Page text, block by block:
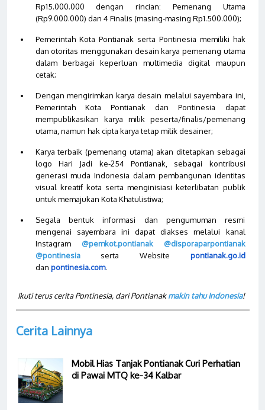
Rp15.000.000 dengan rincian: Pemenang Utama
(Rp9.000.000) dan 4 Finalis (masing-masing Rp1.500.000);
Pemerintah Kota Pontianak serta Pontinesia memiliki hak
dan otoritas menggunakan desain karya pemenang utama
dalam berbagai keperluan multimedia digital maupun
cetak;
Dengan mengirimkan karya desain melalui sayembara ini,
Pemerintah Kota Pontianak dan Pontinesia dapat
mempublikasikan karya milik peserta/finalis/pemenang
utama, namun hak cipta karya tetap milik desainer;
Karya terbaik (pemenang utama) akan ditetapkan sebagai
logo Hari Jadi ke-254 Pontianak, sebagai kontribusi
generasi muda Indonesia dalam pembangunan identitas
visual kreatif kota serta menginisiasi keterlibatan publik
untuk memajukan Kota Khatulistiwa;
Segala bentuk informasi dan pengumuman resmi
mengenai sayembara ini dapat diakses melalui kanal
Instagram @pemkot.pontianak
@disporaparpontianak
@pontinesiaserta Website pontianak.go.id
dan pontinesia.com.
Ikuti terus cerita Pontinesia, dari Pontianakmakin tahu Indonesia!
Cerita Lainnya
Mobil Hias Tanjak Pontianak Curi Perhatian
di Pawai MTQ ke-34 Kalbar